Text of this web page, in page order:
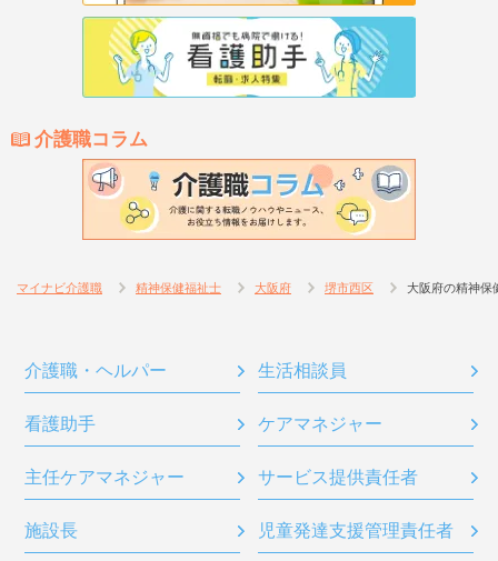
介護職コラム
マイナビ介護職 精神保健福祉士 大阪府 堺市西区 大阪府の精神保
介護職・ヘルパー 生活相談員
看護助手 ケアマネジャー
主任ケアマネジャー サービス提供責任者
施設長 児童発達支援管理責任者